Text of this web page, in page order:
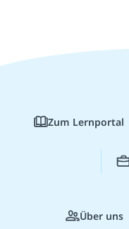
Zum Lernportal
Über uns